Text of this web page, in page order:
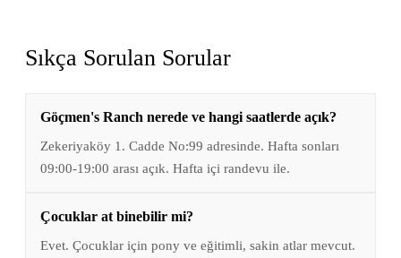
Sıkça Sorulan Sorular
Göçmen's Ranch nerede ve hangi saatlerde açık?
Zekeriyaköy 1. Cadde No:99 adresinde. Hafta sonları
09:00-19:00 arası açık. Hafta içi randevu ile.
Çocuklar at binebilir mi?
Evet. Çocuklar için pony ve eğitimli, sakin atlar mevcut.